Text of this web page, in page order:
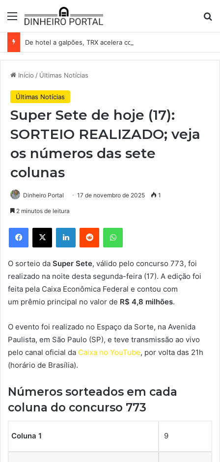
Menu
Início / Últimas Notícias
Últimas Notícias
Super Sete de hoje (17):
SORTEIO REALIZADO; veja
os números das sete
colunas
Dinheiro Portal 17 de novembro de 2025 1
2 minutos de leitura
Facebook
X LinkedinReddit WhatsApp
O sorteio da Super Sete, válido pelo concurso 773, foi
realizado na noite desta segunda-feira (17). A edição foi
feita pela Caixa Econômica Federal e contou com
um prêmio principal no valor de R$ 4,8 milhões.
O evento foi realizado no Espaço da Sorte, na Avenida
Paulista, em São Paulo (SP), e teve transmissão ao vivo
pelo canal oficial da Caixa no YouTube, por volta das 21h
(horário de Brasília).
Números sorteados em cada
coluna do concurso 773
Coluna 1 9